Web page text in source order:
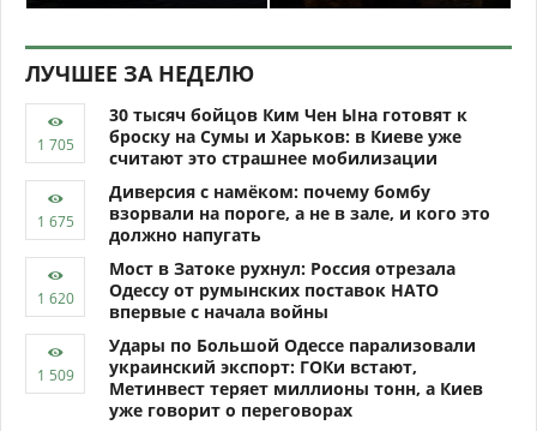
ЛУЧШЕЕ ЗА НЕДЕЛЮ
30 тысяч бойцов Ким Чен Ына готовят к
броску на Сумы и Харьков: в Киеве уже
считают это страшнее мобилизации
Диверсия с намёком: почему бомбу
взорвали на пороге, а не в зале, и кого это
должно напугать
Мост в Затоке рухнул: Россия отрезала
Одессу от румынских поставок НАТО
впервые с начала войны
Удары по Большой Одессе парализовали
украинский экспорт: ГОКи встают,
Метинвест теряет миллионы тонн, а Киев
уже говорит о переговорах